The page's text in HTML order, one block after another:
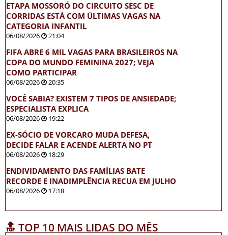
ETAPA MOSSORÓ DO CIRCUITO SESC DE
CORRIDAS ESTÁ COM ÚLTIMAS VAGAS NA
CATEGORIA INFANTIL
06/08/2026 21:04
FIFA ABRE 6 MIL VAGAS PARA BRASILEIROS NA
COPA DO MUNDO FEMININA 2027; VEJA
COMO PARTICIPAR
06/08/2026 20:35
VOCÊ SABIA? EXISTEM 7 TIPOS DE ANSIEDADE;
ESPECIALISTA EXPLICA
06/08/2026 19:22
EX-SÓCIO DE VORCARO MUDA DEFESA,
DECIDE FALAR E ACENDE ALERTA NO PT
06/08/2026 18:29
ENDIVIDAMENTO DAS FAMÍLIAS BATE
RECORDE E INADIMPLÊNCIA RECUA EM JULHO
06/08/2026 17:18
🔝 TOP 10 MAIS LIDAS DO MÊS